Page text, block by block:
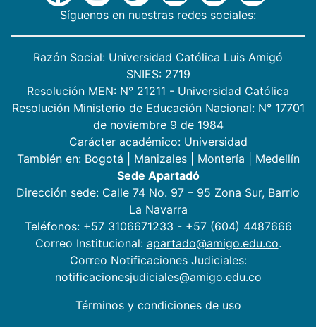
Síguenos en nuestras redes sociales:
Razón Social: Universidad Católica Luis Amigó
SNIES: 2719
Resolución MEN: N° 21211 - Universidad Católica
Resolución Ministerio de Educación Nacional: N° 17701
de noviembre 9 de 1984
Carácter académico: Universidad
También en: Bogotá Manizales| Montería
Medellín
Sede Apartadó
Dirección sede: Calle 74 No. 97 – 95 Zona Sur, Barrio
La Navarra
Teléfonos: +57 3106671233 - +57 (604) 4487666
Correo Institucional: apartado@amigo.edu.co.
Correo Notificaciones Judiciales:
notificacionesjudiciales@amigo.edu.co
Términos y condiciones de uso